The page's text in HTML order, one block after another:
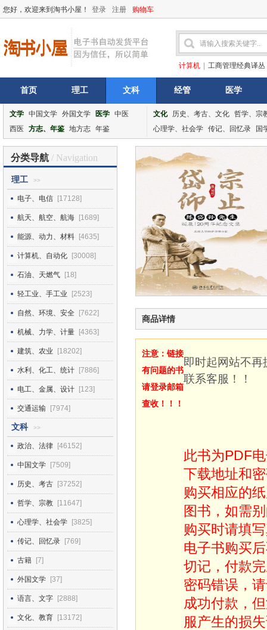
您好，欢迎来到淘书小屋！ 登录 注册 购物车
计算机 工商管理经典译丛
首页 理工 文科 经管 医学
文学 中国文学 外国文学 医学 中医
西医
方志、年鉴 地方志 年鉴
文化 历史、考古、文化 哲学、宗
心理学、社会学 传记、回忆录 国
分类导航 / Navigation
理工 >>
电子、电信 [17128]
航天、航空、航海 [1689]
能源、动力、材料 [4635]
计算机、自动化 [30008]
石油、天燃气 [18]
轻工业、手工业 [2523]
自然、环境、安全 [7622]
机械、力学、计量 [4363]
建筑、农业 [18202]
水利、化工、统计 [7886]
电工、金属、设计 [123]
交通运输 [7974]
文科 >>
政治、法律 [46152]
中国文学 [7509]
历史、考古 [37252]
哲学、宗教 [11647]
心理学、社会学 [3825]
传记、回忆录 [769]
古籍 [7]
外国文学 [37]
语言、文字 [2888]
文化、教育 [13172]
商品详情
注意：链接
有问题的书
请登录邮箱
查收！！！
即时起网站不
联系客服！！
此书为PDF
下载地址和
购买相应的
图书，如需
购买时请填
电子书购买
切记，付款
密码错误，
成功付款，
服产生的损